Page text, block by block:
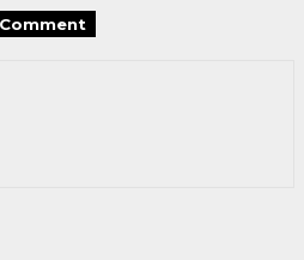
Comment